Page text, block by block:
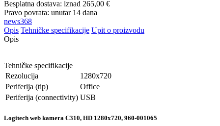
Besplatna dostava: iznad 265,00 €
Pravo povrata: unutar 14 dana
news368
Opis Tehničke specifikacije Upit o proizvodu
Opis
Tehničke specifikacije
Rezolucija
1280x720
Periferija (tip)
Office
Periferija (connectivity) USB
Logitech web kamera C310, HD 1280x720, 960-001065